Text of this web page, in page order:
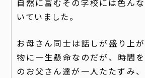
自然に富むその学校には色ん
いていました。
お母さん同士は話しが盛り上
物に一生懸命なのだが、時間
のお父さん達が一人たたずみ